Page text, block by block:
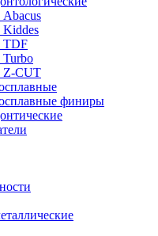
TDF
Z-CUT
финиры